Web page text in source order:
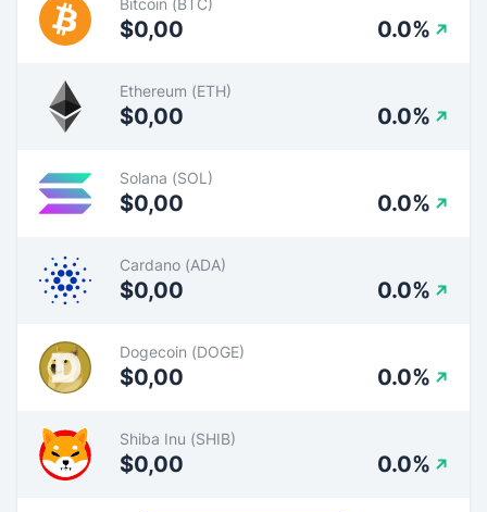
$0,00 0.0%
Ethereum (ETH)
$0,00 0.0%
Solana (SOL)
$0,00 0.0%
Cardano (ADA)
$0,00 0.0%
Dogecoin (DOGE)
$0,00 0.0%
Shiba Inu (SHIB)
$0,00 0.0%